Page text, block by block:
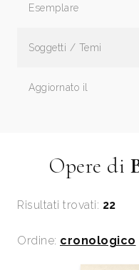
Esemplare
Soggetti / Temi
Aggiornato il
Opere di
Risultati trovati: 22
Ordine: cronologico